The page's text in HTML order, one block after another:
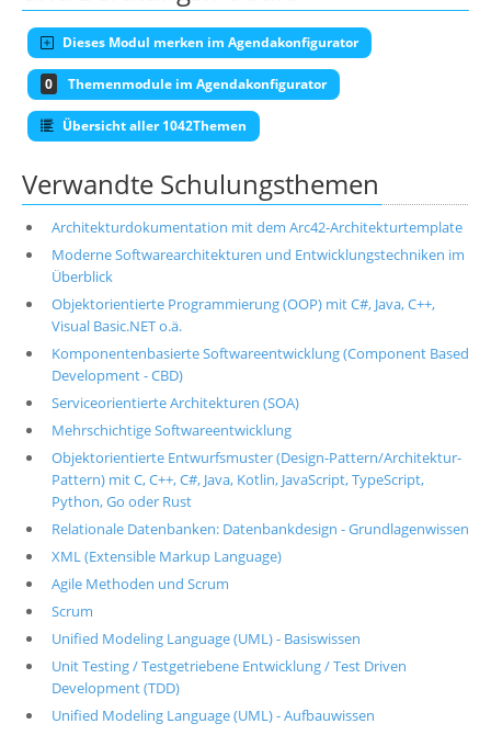
Dieses Modul merken im Agendakonfigurator
0 Themenmodule im Agendakonfigurator
Übersicht aller 1042Themen
Verwandte Schulungsthemen
Architekturdokumentation mit dem Arc42-Architekturtemplate
Moderne Softwarearchitekturen und Entwicklungstechniken im
Überblick
Objektorientierte Programmierung (OOP) mit C#, Java, C++,
Visual Basic.NET o.ä.
Komponentenbasierte Softwareentwicklung (Component Based
Development - CBD)
Serviceorientierte Architekturen (SOA)
Mehrschichtige Softwareentwicklung
Objektorientierte Entwurfsmuster (Design-Pattern/Architektur-
Pattern) mit C, C++, C#, Java, Kotlin, JavaScript, TypeScript,
Python, Go oder Rust
Relationale Datenbanken: Datenbankdesign - Grundlagenwissen
XML (Extensible Markup Language)
Agile Methoden und Scrum
Scrum
Unified Modeling Language (UML) - Basiswissen
Unit Testing / Testgetriebene Entwicklung / Test Driven
Development (TDD)
Unified Modeling Language (UML) - Aufbauwissen